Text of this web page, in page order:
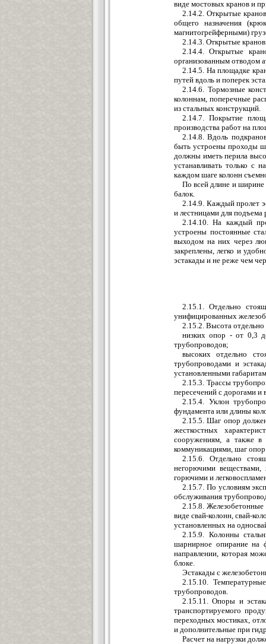
виде мостовых кранов и
2.14.2. Открытые
общего назначения
магнитогрейферными)
2.14.3. Открытые
2.14.4. Открытые
организованным отводом
2.14.5. На площадке
путей вдоль и поперек
2.14.6. Тормозные
колоннам, поперечные
из стальных конструкций.
2.14.7. Покрытие
производства работ на
2.14.8. Вдоль
быть устроены проходы
должны иметь перила
устанавливать только с
каждом шаге колонн
По всей длине и
балок.
2.14.9. Каждый пролет
и лестницами для подъема
2.14.10. На каждый
устроены постоянные
выходом на них через
закреплены, легко и
эстакады и не реже чем
2.15.1. Отдельно
унифицированных
2.15.2. Высота
низких опор - от 0,3
трубопроводов;
высоких отдельно
трубопроводами и
установленными
2.15.3. Трассы
пересечений с дорогами и
2.15.4. Уклон
фундамента или длины
2.15.5. Шаг опор
жесткостных
сооружениям, а также в
коммуникациями, шаг
2.15.6. Отдельно
негорючими веществами,
горючими и
2.15.7. По условиям
обслуживания
2.15.8.
виде свай-колонн, свай-
установленных на
2.15.9. Колонны
шарнирное опирание на
направлении, которая
блоке.
Эстакады с
2.15.10.
трубопроводов.
2.15.11. Опоры и
транспортируемого
переходных мостиках,
и дополнительные при
Расчет на нагрузки